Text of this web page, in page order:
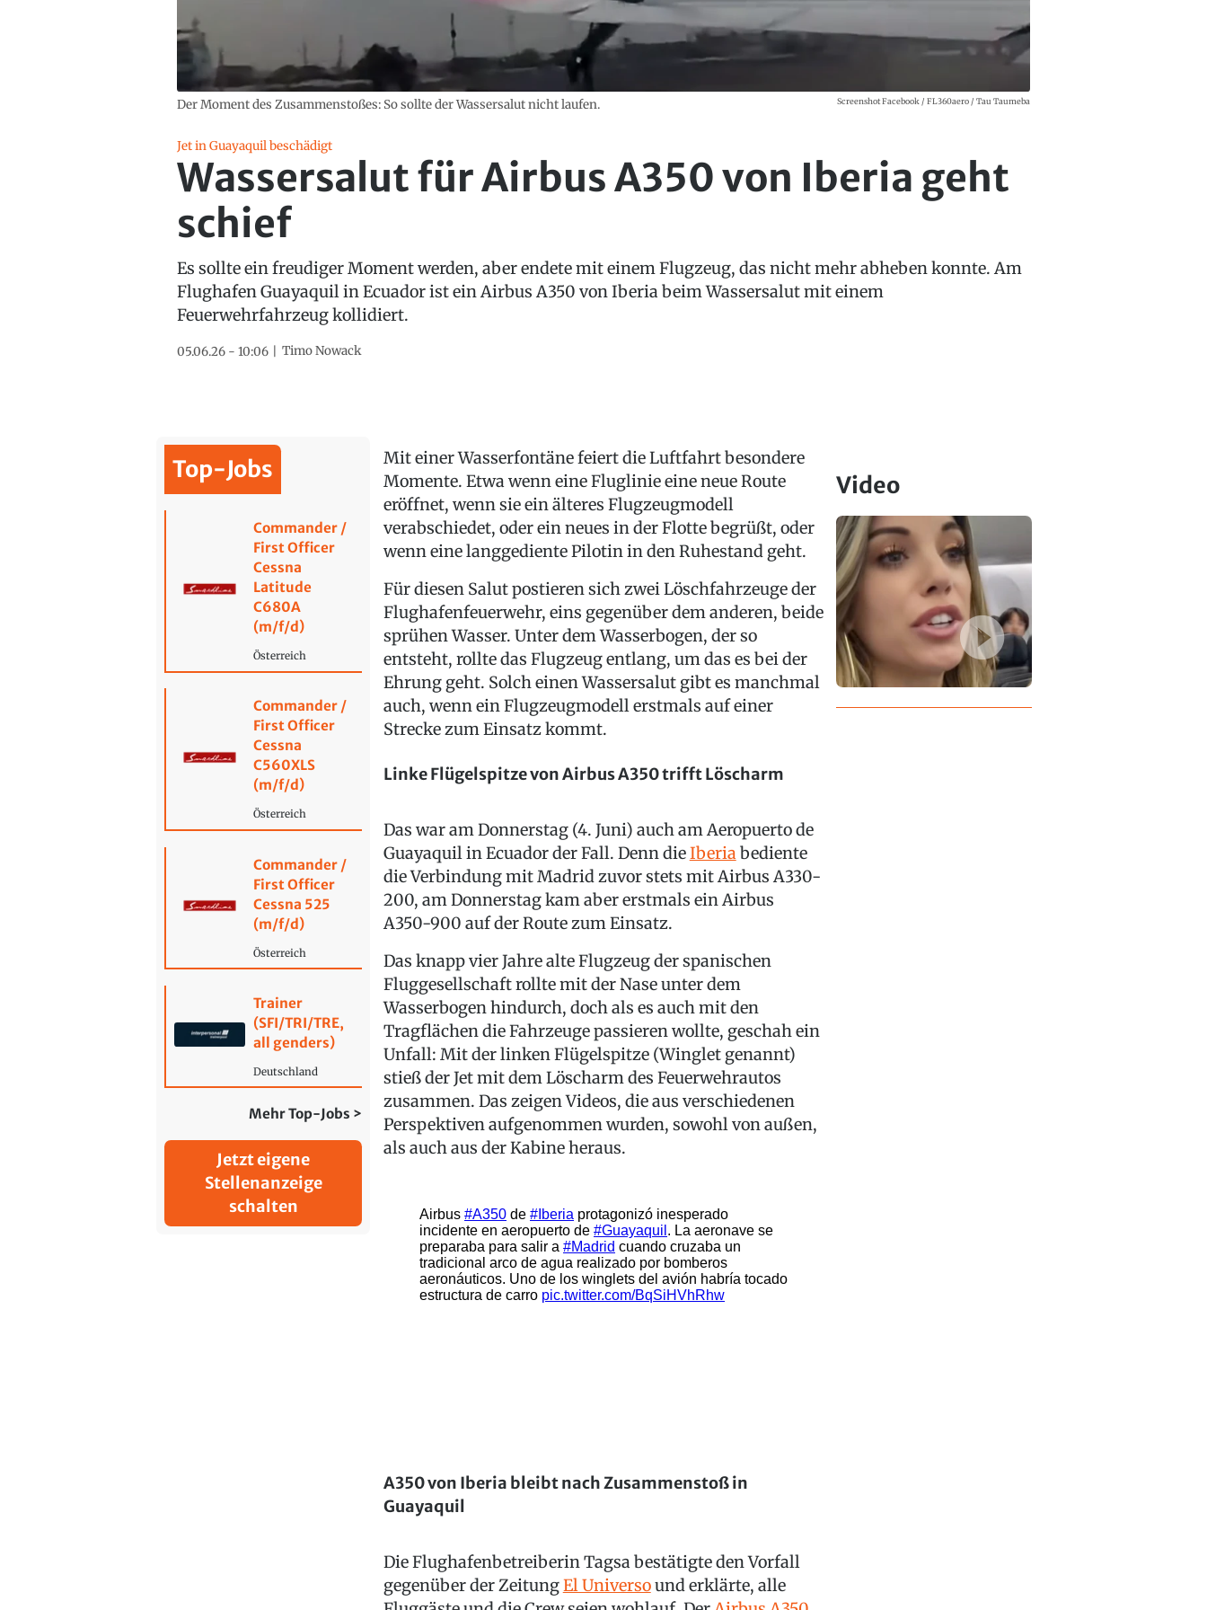
Der Moment des Zusammenstoßes: So sollte der Wassersalut nicht laufen. Screenshot Facebook / FL360aero / Tau Taumeba
Jet in Guayaquil beschädigt
Wassersalut für Airbus A350 von Iberia geht
schief
Es sollte ein freudiger Moment werden, aber endete mit einem Flugzeug, das nicht mehr abheben konnte. Am
Flughafen Guayaquil in Ecuador ist ein Airbus A350 von Iberia beim Wassersalut mit einem
Feuerwehrfahrzeug kollidiert.
05.06.26 - 10:06 Timo Nowack
Top-Jobs
Commander /
First Officer
Cessna
Latitude
C680A
(m/f/d)
Österreich
Commander /
First Officer
Cessna
C560XLS
(m/f/d)
Österreich
Commander /
First Officer
Cessna 525
(m/f/d)
Österreich
Trainer
(SFI/TRI/TRE,
all genders)
Deutschland
Mehr Top-Jobs >
Jetzt eigene
Stellenanzeige
schalten
Mit einer Wasserfontäne feiert die Luftfahrt besondere
Momente. Etwa wenn eine Fluglinie eine neue Route
eröffnet, wenn sie ein älteres Flugzeugmodell
verabschiedet, oder ein neues in der Flotte begrüßt, oder
wenn eine langgediente Pilotin in den Ruhestand geht.
Für diesen Salut postieren sich zwei Löschfahrzeuge der
Flughafenfeuerwehr, eins gegenüber dem anderen, beide
sprühen Wasser. Unter dem Wasserbogen, der so
entsteht, rollte das Flugzeug entlang, um das es bei der
Ehrung geht. Solch einen Wassersalut gibt es manchmal
auch, wenn ein Flugzeugmodell erstmals auf einer
Strecke zum Einsatz kommt.
Linke Flügelspitze von Airbus A350 trifft Löscharm
Das war am Donnerstag (4. Juni) auch am Aeropuerto de
Guayaquil in Ecuador der Fall. Denn dieIberiabediente
die Verbindung mit Madrid zuvor stets mit Airbus A330-
200, am Donnerstag kam aber erstmals ein Airbus
A350-900 auf der Route zum Einsatz.
Das knapp vier Jahre alte Flugzeug der spanischen
Fluggesellschaft rollte mit der Nase unter dem
Wasserbogen hindurch, doch als es auch mit den
Tragflächen die Fahrzeuge passieren wollte, geschah ein
Unfall: Mit der linken Flügelspitze (Winglet genannt)
stieß der Jet mit dem Löscharm des Feuerwehrautos
zusammen. Das zeigen Videos, die aus verschiedenen
Perspektiven aufgenommen wurden, sowohl von außen,
als auch aus der Kabine heraus.
A350 von Iberia bleibt nach Zusammenstoß in
Guayaquil
Die Flughafenbetreiberin Tagsa bestätigte den Vorfall
gegenüber der ZeitungEl Universound erklärte, alle
Video